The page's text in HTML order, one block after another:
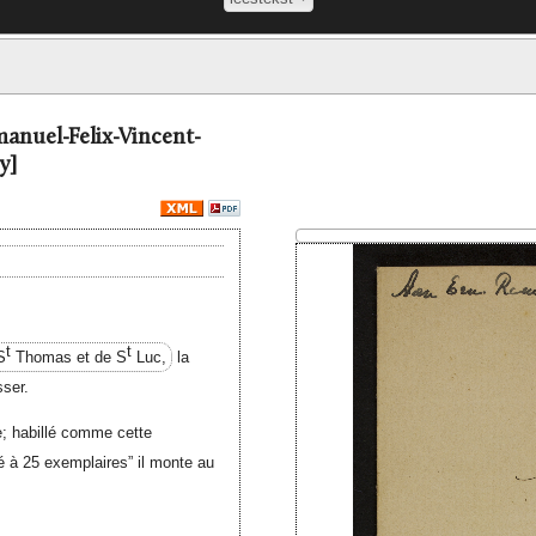
Felix-Vincent-
tThomas et de StLuc,
la
habillé comme cette
à 25 exemplaires” il monte au